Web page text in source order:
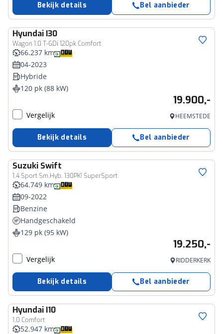
Bekijk details Bel aanbieder
Hyundai I30
Wagon 1.0 T-GDi 120pk Comfort
66.237 km
04-2023
Hybride
120 pk (88 kW)
19.900,-
Vergelijk HEEMSTEDE
Bekijk details Bel aanbieder
Suzuki Swift
1.4 Sport Sm.Hyb. 130PK! SuperSport
64.749 km
09-2022
Benzine
Handgeschakeld
129 pk (95 kW)
19.250,-
Vergelijk RIDDERKERK
Bekijk details Bel aanbieder
Hyundai I10
1.0 Comfort
52.947 km